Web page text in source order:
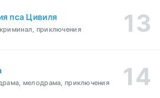
пса Цивиля
приключения
мелодрама, приключения